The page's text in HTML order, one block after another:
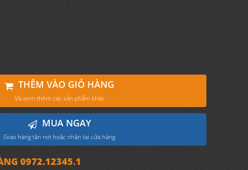
THÊM VÀO GIỎ HÀNG
Và xem thêm các sản phẩm khác
MUA NGAY
Giao hàng tận nơi hoặc nhận tại cửa hàng
0972.12345.1